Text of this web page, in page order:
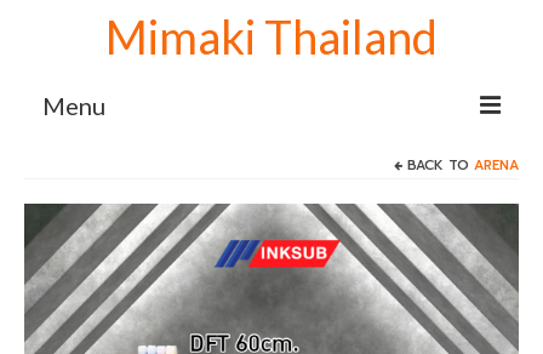
Mimaki Thailand
Menu
เครื่องพิมพ์ Mimaki
Mimaki sublimation
เครื่องพิมพ์ซับลิเมชั่น Mimaki TS100-1600
BACK TO ARENA